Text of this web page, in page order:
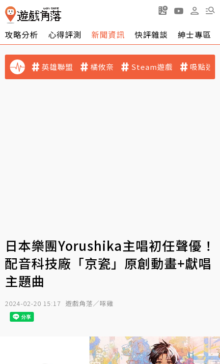
攻略分析 心得評測 新聞資訊 快評雜談 紳士專區
英雄聯盟 橘攸奈 Steam遊戲 吸點迷
日本樂團Yorushika主唱初任聲優！
配音科技廠「京瓷」原創動畫+獻唱
主題曲
2024-02-20 15:17 遊戲角落／啄雞